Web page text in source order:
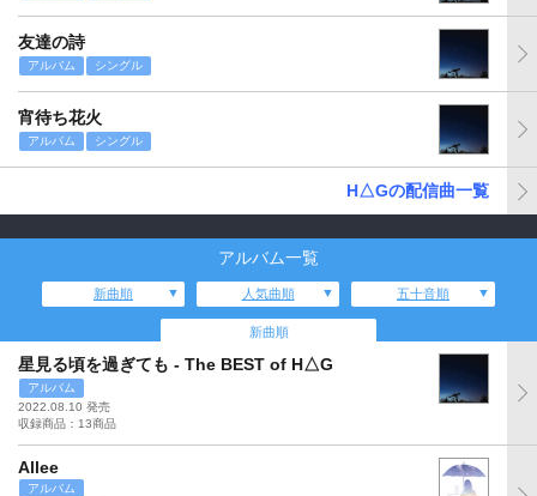
友達の詩
アルバム シングル
宵待ち花火
アルバム シングル
H△Gの配信曲一覧
アルバム一覧
新曲順 人気曲順 五十音順
新曲順
星見る頃を過ぎても - The BEST of H△G
アルバム
2022.08.10 発売
収録商品：13商品
Allee
アルバム